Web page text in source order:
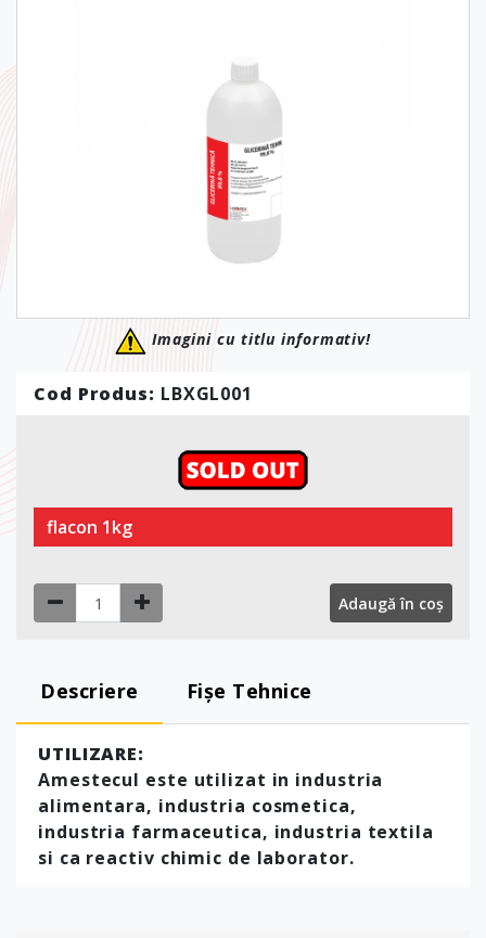
Imagini cu titlu informativ!
Cod Produs: LBXGL001
flacon 1kg
Adaugă în coș
Descriere Fișe Tehnice
UTILIZARE:
Amestecul este utilizat in industria
alimentara, industria cosmetica,
industria farmaceutica, industria textila
si ca reactiv chimic de laborator.